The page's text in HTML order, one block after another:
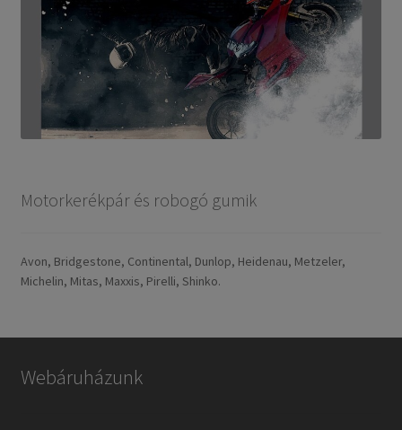
Motorkerékpár és robogó gumik
Avon, Bridgestone, Continental, Dunlop, Heidenau, Metzeler,
Michelin, Mitas, Maxxis, Pirelli, Shinko.
Webáruházunk